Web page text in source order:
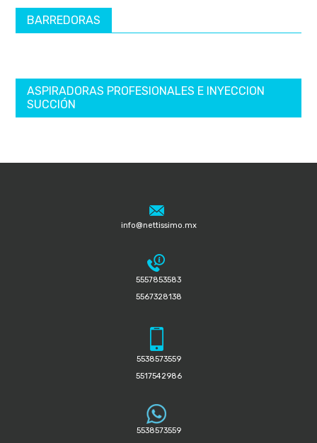
BARREDORAS
ASPIRADORAS PROFESIONALES E INYECCION
SUCCIÓN
info@nettissimo.mx
5557853583
5567328138
5538573559
5517542986
5538573559